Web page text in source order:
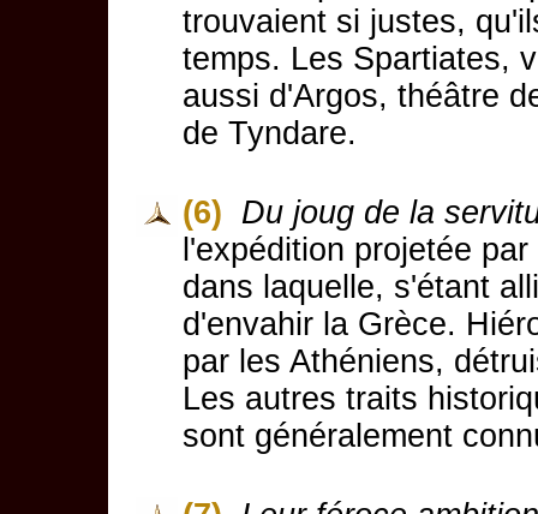
trouvaient si justes,
temps. Les Spartiates,
aussi d'Argos, théâtre
de Tyndare.
(6) Du joug de la
l'expédition projetée
dans laquelle, s'étant
d'envahir la Grèce.
par les Athéniens,
Les autres traits
sont généralement